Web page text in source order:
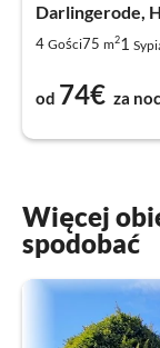
Darlingerode,
4 Gości75 m21
od 74€ za noc
Więcej
spodobać